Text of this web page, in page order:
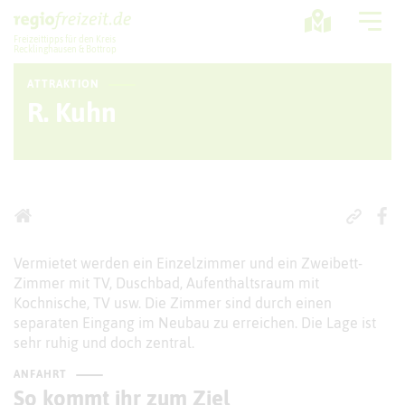
Freizeittipps für den Kreis
Recklinghausen & Bottrop
ATTRAKTION
R. Kuhn
Vermietet werden ein Einzelzimmer und ein Zweibett-
Zimmer mit TV, Duschbad, Aufenthaltsraum mit
Kochnische, TV usw. Die Zimmer sind durch einen
separaten Eingang im Neubau zu erreichen. Die Lage ist
sehr ruhig und doch zentral.
ANFAHRT
So kommt ihr zum Ziel